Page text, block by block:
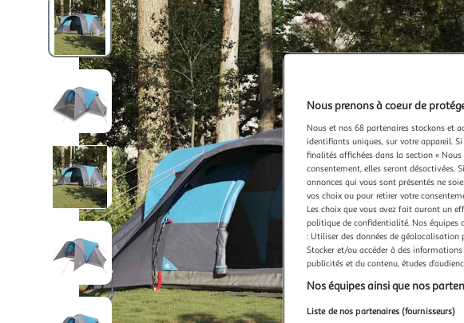
rubrique
besoin
Nous prenons à coeur de
Nous et nos 68 partenaires stockons et
identifiants uniques, sur votre appareil.
finalités affichées dans la section «
consentement, elles seront désactivées.
annonces qui vous sont présentés ne
vos choix ou pour retirer votre
Les choix que vous avez fait auront un
politique de confidentialité. Nos équipes
: Utiliser des données de géolocalisation
Stocker et/ou accéder à des
publicités et du contenu, études
Nos équipes ainsi que nos
Liste de nos partenaires (fournisseurs)